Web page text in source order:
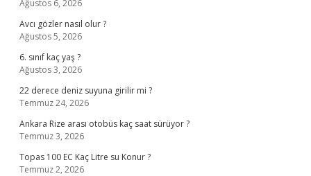
Ağustos 6, 2026
Avcı gözler nasıl olur ?
Ağustos 5, 2026
6. sınıf kaç yaş ?
Ağustos 3, 2026
22 derece deniz suyuna girilir mi ?
Temmuz 24, 2026
Ankara Rize arası otobüs kaç saat sürüyor ?
Temmuz 3, 2026
Topas 100 EC Kaç Litre su Konur ?
Temmuz 2, 2026